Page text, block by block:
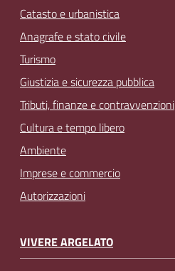
Catasto e urbanistica
Anagrafe e stato civile
Turismo
Giustizia e sicurezza pubblica
Tributi, finanze e contravvenzioni
Cultura e tempo libero
Ambiente
Imprese e commercio
Autorizzazioni
VIVERE ARGELATO